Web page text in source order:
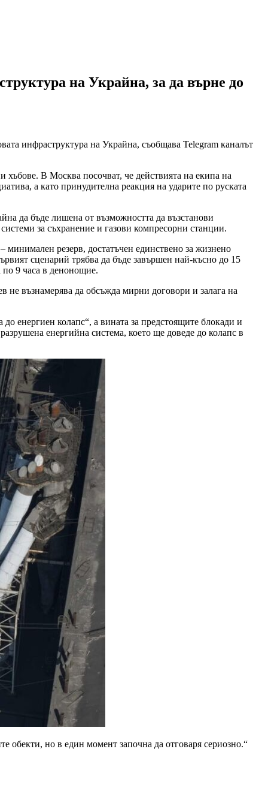
на Украйна, за да върне до
инфраструктура на Украйна, съобщава Telegram каналът
хъбове. В Москва посочват, че действията на екипа на
а като принудителна реакция на ударите по руската
да бъде лишена от възможността да възстанови
за съхранение и газови компресорни станции.
минимален резерв, достатъчен единствено за жизнено
сценарий трябва да бъде завършен най-късно до 15
9 часа в денонощие.
не възнамерява да обсъжда мирни договори и залага на
енергиен колапс“, а вината за предстоящите блокади и
енергийна система, което ще доведе до колапс в
обекти, но в един момент започна да отговаря сериозно.“